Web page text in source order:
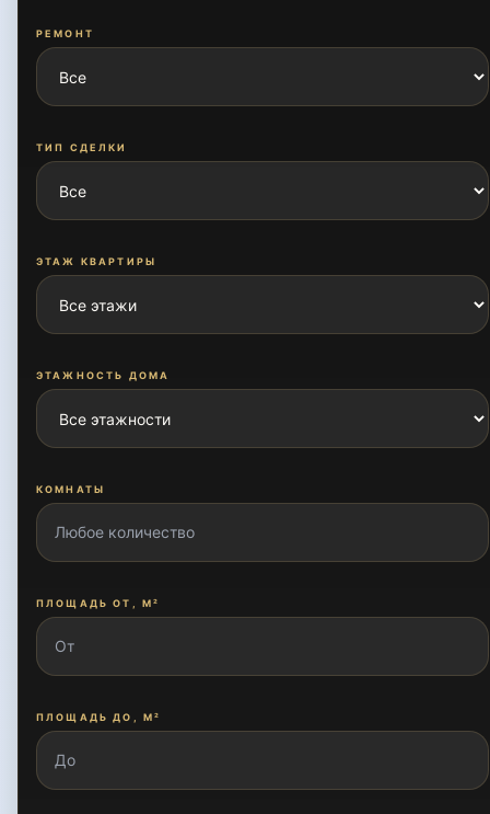
РЕМОНТ
ТИП СДЕЛКИ
ЭТАЖ КВАРТИРЫ
ЭТАЖНОСТЬ ДОМА
КОМНАТЫ
ПЛОЩАДЬ ОТ, М²
ПЛОЩАДЬ ДО, М²